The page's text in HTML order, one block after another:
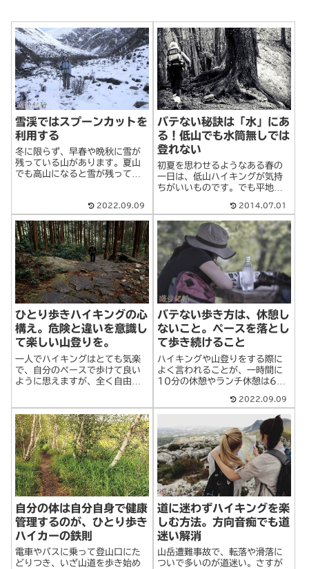
雪渓ではスプーンカットを
利用する
冬に限らず、早春や晩秋に雪が
残っている山があります。夏山
でも高山になると雪が残ってい
雪上歩行はとても緊張します。
の続出するご時世だけに、滑り
やすい雪の上を歩>続きを読む
2022.09.09
バテない秘訣は「水」にあ
る！低山でも水筒無しでは
登れない
初夏を思わせるようなある春の
一日は、低山ハイキングが気持
ちがいいものです。でも平地を
り道では汗をかく量が全く違っ
てきます。よくあるのが初夏や
初秋の涼しい時でも、山道に入
って登りだした途端に汗が噴き
出してくること。>続きを読む
2014.07.01
ひとり歩きハイキングの心
構え。危険と違いを意識し
て楽しい山登りを。
一人でハイキングはとても気楽
で、自分のペースで歩けて良い
ように思えますが、全く自由に
じく、常識人であることが前提
となります。それから、一人で
歩くということは、もしも怪我
をしたり、未知に>続きを読む
バテない歩き方は、休憩し
ないこと。ぺースを落とし
て歩き続けること
ハイキングや山登りをする際に
よく言われることが、一時間に
10分の休憩やランチ休憩は60
と。他のスポーツのように時間
制限があるわけでもないし、い
つどこでどれだけ休憩をとって
も自由です。しかし、この休憩
の取り方が、疲>続きを読む
2022.09.09
自分の体は自分自身で健康
管理するのが、ひとり歩き
ハイカーの鉄則
電車やバスに乗って登山口にた
どりつき、いざ山道を歩き始め
道に迷わずハイキングを楽
しむ方法。方向音痴でも道
迷い解消
山岳遭難事故で、転落や滑落に
ついで多いのが道迷い。さすが